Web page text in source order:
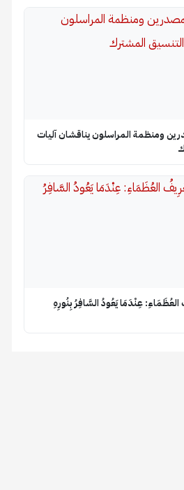
ومنظمة المراسلون يناقشان آليات
عِنْدَمَا يَعُودُ السَّافِرُ بِنُورِهِ